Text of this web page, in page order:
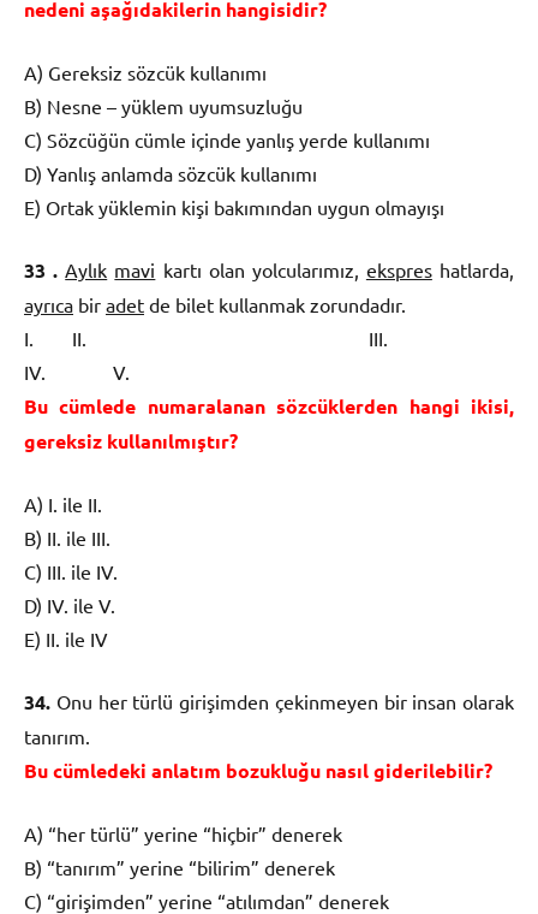
nedeni aşağıdakilerin hangisidir?
A) Gereksiz sözcük kullanımı
B) Nesne – yüklem uyumsuzluğu
C) Sözcüğün cümle içinde yanlış yerde kullanımı
D) Yanlış anlamda sözcük kullanımı
E) Ortak yüklemin kişi bakımından uygun olmayışı
33 . Aylık mavi kartı olan yolcularımız, ekspreshatlarda,
ayrıca bir adet de bilet kullanmak zorundadır.
I. II. III.
IV. V.
Bu cümlede numaralanan sözcüklerden hangi ikisi,
gereksiz kullanılmıştır?
A) I. ile II.
B) II. ile III.
C) III. ile IV.
D) IV. ile V.
E) II. ile IV
34. Onu her türlü girişimden çekinmeyen bir insan olarak
tanırım.
Bu cümledeki anlatım bozukluğu nasıl giderilebilir?
A) “her türlü” yerine “hiçbir” denerek
B) “tanırım” yerine “bilirim” denerek
C) “girişimden” yerine “atılımdan” denerek